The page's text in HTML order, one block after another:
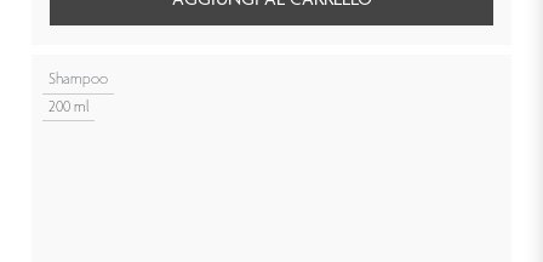
Shampoo
200 ml